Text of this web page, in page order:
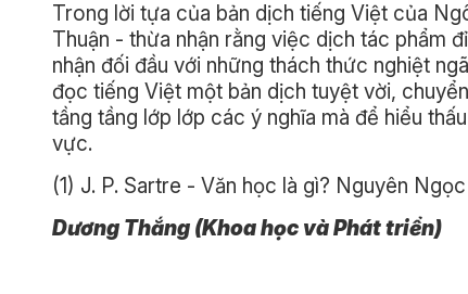
Trong lời tựa của bản dịch tiếng Việt của
Thuận - thừa nhận rằng việc dịch tác phẩm
nhận đối đầu với những thách thức nghiệt
đọc tiếng Việt một bản dịch tuyệt vời,
tầng tầng lớp lớp các ý nghĩa mà để hiểu
vực.
(1) J. P. Sartre - Văn học là gì? Nguyên
Dương Thắng (Khoa học và Phát triển)